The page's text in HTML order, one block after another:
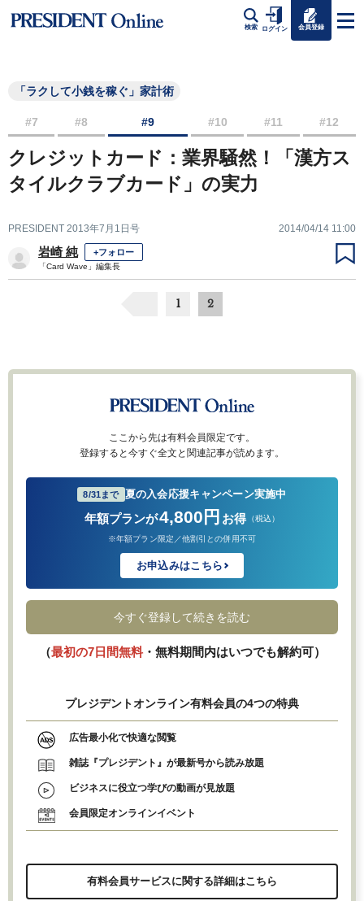
検索 ログイン 会員登録
「ラクして小銭を稼ぐ」家計術
#7 #8 #9 #10 #11 #12
クレジットカード：業界騒然！「漢方ス
タイルクラブカード」の実力
PRESIDENT 2013年7月1日号 2014/04/14 11:00
岩崎 純 +フォロー
「Card Wave」編集長
1 2
ここから先は有料会員限定です。
登録すると今すぐ全文と関連記事が読めます。
8/31まで 夏の入会応援キャンペーン実施中
年額プランが4,800円 お得 （税込）
※年額プラン限定／他割引との併用不可
お申込みはこちら
今すぐ登録して続きを読む
（最初の7日間無料・無料期間内はいつでも解約可）
プレジデントオンライン有料会員の4つの特典
広告最小化で快適な閲覧
雑誌『プレジデント』が最新号から読み放題
ビジネスに役立つ学びの動画が見放題
会員限定オンラインイベント
有料会員サービスに関する詳細はこちら